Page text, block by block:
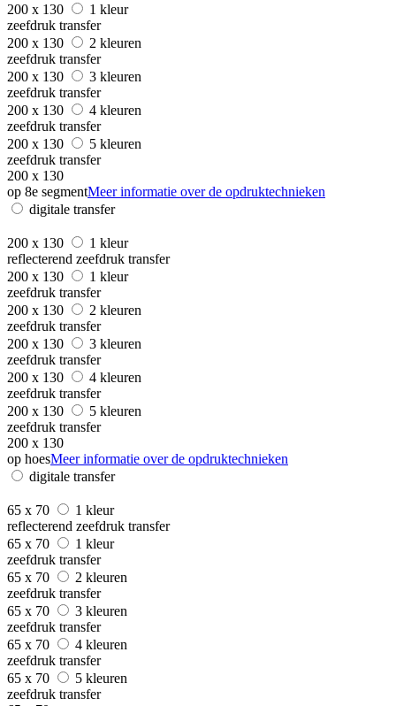
200 x 130
1 kleur
zeefdruk transfer
200 x 130
2 kleuren
zeefdruk transfer
200 x 130
3 kleuren
zeefdruk transfer
200 x 130
4 kleuren
zeefdruk transfer
200 x 130
5 kleuren
zeefdruk transfer
200 x 130
op 8e segmentMeer informatie over de opdruktechnieken
digitale transfer
200 x 130
1 kleur
reflecterend zeefdruk transfer
200 x 130
1 kleur
zeefdruk transfer
200 x 130
2 kleuren
zeefdruk transfer
200 x 130
3 kleuren
zeefdruk transfer
200 x 130
4 kleuren
zeefdruk transfer
200 x 130
5 kleuren
zeefdruk transfer
200 x 130
op hoesMeer informatie over de opdruktechnieken
digitale transfer
65 x 70
1 kleur
reflecterend zeefdruk transfer
65 x 70
1 kleur
zeefdruk transfer
65 x 70
2 kleuren
zeefdruk transfer
65 x 70
3 kleuren
zeefdruk transfer
65 x 70
4 kleuren
zeefdruk transfer
65 x 70
5 kleuren
zeefdruk transfer